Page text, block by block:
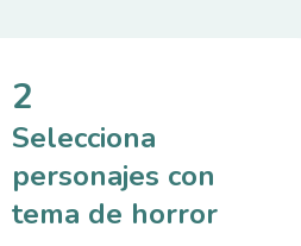
2
Selecciona
personajes con
tema de horror